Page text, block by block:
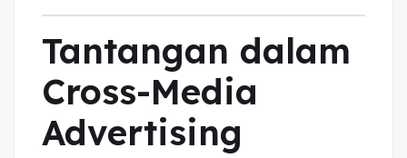
Tantangan dalam
Cross-Media
Advertising